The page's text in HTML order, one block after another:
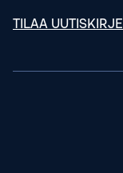
TILAA UUTISKIRJE